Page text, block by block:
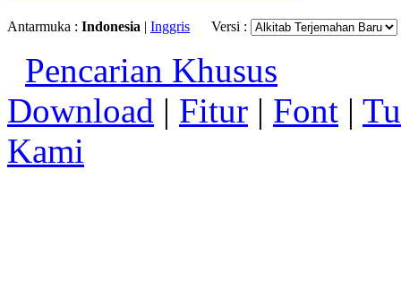
Antarmuka : Indonesia | Inggris Versi :
Pencarian Khusus
Download | Fitur | Font |
Kami